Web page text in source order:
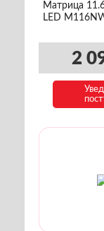
Матрица
LED
2